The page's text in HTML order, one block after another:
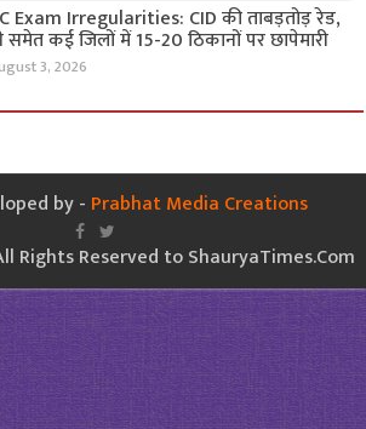
Exam Irregularities: CID की ताबड़तोड़ रेड,
समेत कई जिलों में 15-20 ठिकानों पर छापेमारी
3, 2026
by - Prabhat Media Creations
Rights Reserved to ShauryaTimes.Com